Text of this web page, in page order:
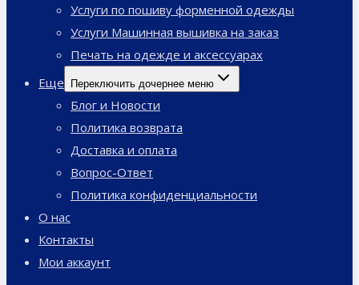
Услуги по пошиву форменной одежды
Услуги Машинная вышивка на заказ
Печать на одежде и аксессуарах
Еще
Переключить дочернее меню
Блог и Новости
Политика возврата
Доставка и оплата
Вопрос-Ответ
Политика конфиденциальности
О нас
Контакты
Мои аккаунт